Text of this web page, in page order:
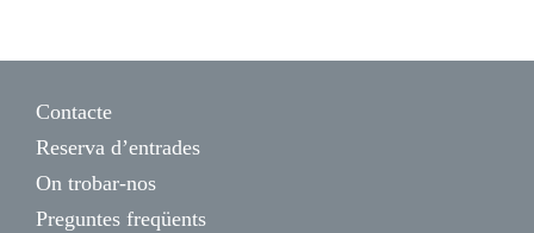
Contacte
Reserva d’entrades
On trobar-nos
Preguntes freqüents